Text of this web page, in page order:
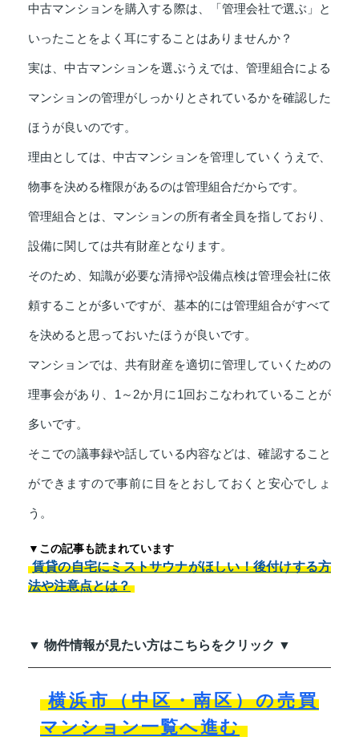
中古マンションを購入する際は、「管理会社で選ぶ」と
いったことをよく耳にすることはありませんか？
実は、中古マンションを選ぶうえでは、管理組合による
マンションの管理がしっかりとされているかを確認した
ほうが良いのです。
理由としては、中古マンションを管理していくうえで、
物事を決める権限があるのは管理組合だからです。
管理組合とは、マンションの所有者全員を指しており、
設備に関しては共有財産となります。
そのため、知識が必要な清掃や設備点検は管理会社に依
頼することが多いですが、基本的には管理組合がすべて
を決めると思っておいたほうが良いです。
マンションでは、共有財産を適切に管理していくための
理事会があり、1～2か月に1回おこなわれていることが
多いです。
そこでの議事録や話している内容などは、確認すること
ができますので事前に目をとおしておくと安心でしょ
う。
▼この記事も読まれています
賃貸の自宅にミストサウナがほしい！後付けする方
法や注意点とは？
▼ 物件情報が見たい方はこちらをクリック ▼
横浜市（中区・南区）の売買
マンション一覧へ進む